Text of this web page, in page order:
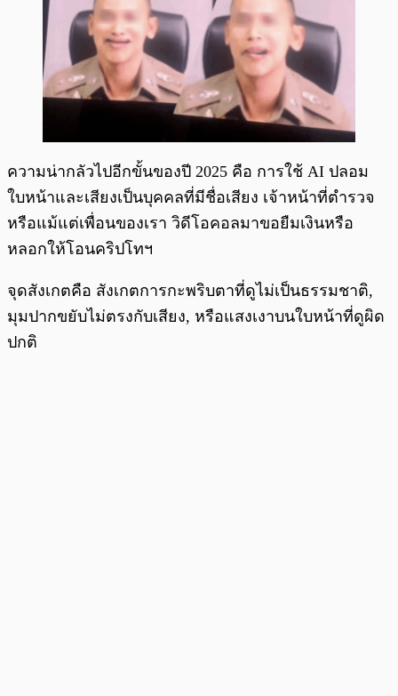
ความน่ากลัวไปอีกขั้นของปี 2025 คือ การใช้ AI ปลอม
ใบหน้าและเสียงเป็นบุคคลที่มีชื่อเสียง เจ้าหน้าที่ตำรวจ
หรือแม้แต่เพื่อนของเรา วิดีโอคอลมาขอยืมเงินหรือ
หลอกให้โอนคริปโทฯ
จุดสังเกตคือ สังเกตการกะพริบตาที่ดูไม่เป็นธรรมชาติ,
มุมปากขยับไม่ตรงกับเสียง, หรือแสงเงาบนใบหน้าที่ดูผิด
ปกติ